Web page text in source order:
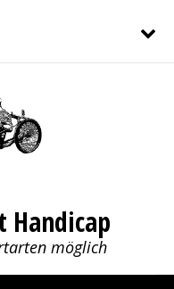
möglich